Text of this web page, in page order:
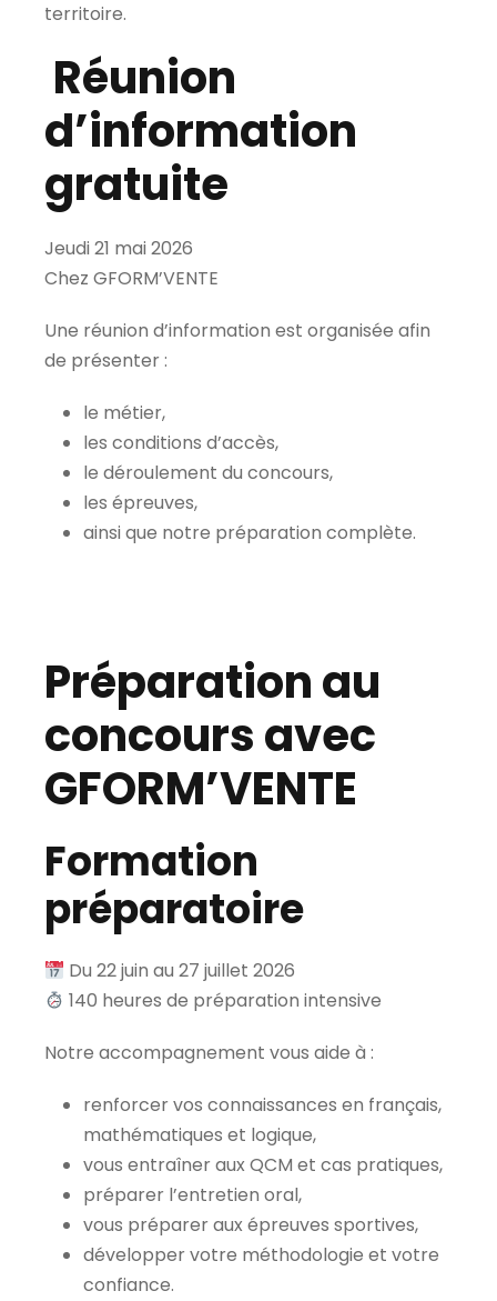
territoire.
Réunion
d’information
gratuite
Jeudi 21 mai 2026
Chez GFORM’VENTE
Une réunion d’information est organisée afin
de présenter :
le métier,
les conditions d’accès,
le déroulement du concours,
les épreuves,
ainsi que notre préparation complète.
Préparation au
concours avec
GFORM’VENTE
Formation
préparatoire
Du 22 juin au 27 juillet 2026
140 heures de préparation intensive
Notre accompagnement vous aide à :
renforcer vos connaissances en français,
mathématiques et logique,
vous entraîner aux QCM et cas pratiques,
préparer l’entretien oral,
vous préparer aux épreuves sportives,
développer votre méthodologie et votre
confiance.